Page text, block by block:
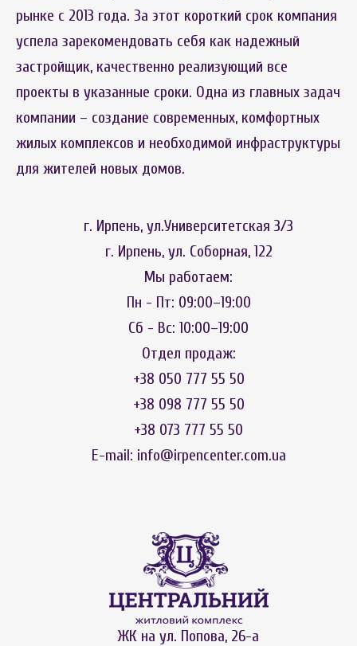
рынке с 2013 года. За этот короткий срок компания
успела зарекомендовать себя как надежный
застройщик, качественно реализующий все
проекты в указанные сроки. Одна из главных задач
компании – создание современных, комфортных
жилых комплексов и необходимой инфраструктуры
для жителей новых домов.
г. Ирпень, ул.Университетская 3/3
г. Ирпень, ул. Соборная, 122
Мы работаем:
Пн - Пт: 09:00–19:00
Сб - Вс: 10:00–19:00
Отдел продаж:
+38 050 777 55 50
+38 098 777 55 50
+38 073 777 55 50
E-mail: info@irpencenter.com.ua
ЖК на ул. Попова, 26-а